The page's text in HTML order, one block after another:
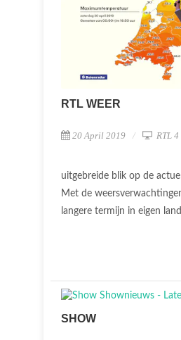
RTL WEER
20 April 2019 RTL 4
uitgebreide blik op de
Met de
langere termijn in eigen
SHOW